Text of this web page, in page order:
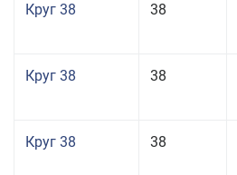
Круг 38 38
Круг 38 38
Круг 38 38